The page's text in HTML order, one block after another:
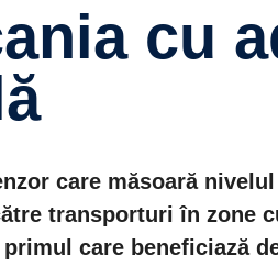
care măsoară
transporturi în zone
care beneficiază